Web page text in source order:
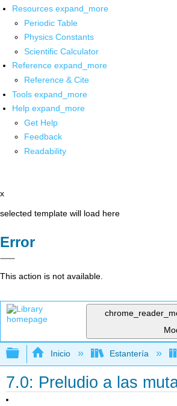
Resources expand_more
Periodic Table
Physics Constants
Scientific Calculator
Reference expand_more
Reference & Cite
Tools expand_more
Help expand_more
Get Help
Feedback
Readability
x
selected template will load here
Error
This action is not available.
Expandir/contraer
Inicio Estantería
7.0: Preludio a las